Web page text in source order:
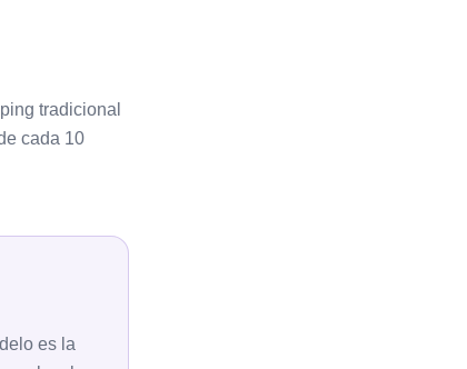
tradicional
cada 10
es la